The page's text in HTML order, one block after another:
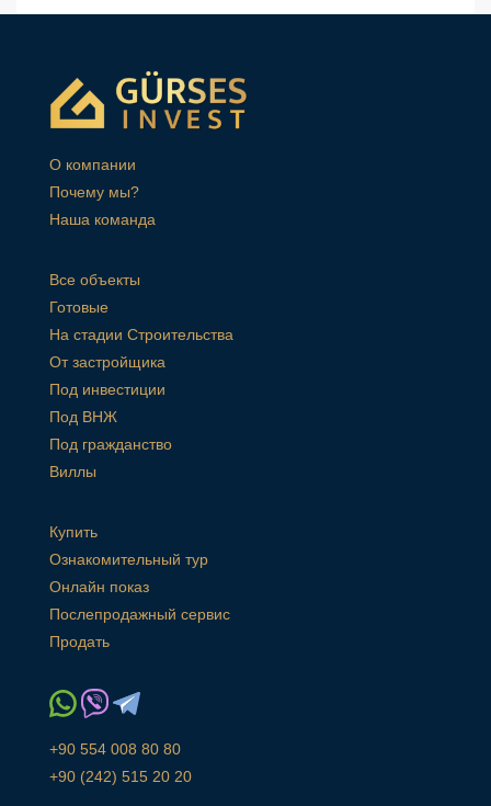
О компании
Почему мы?
Наша команда
Все объекты
Готовые
На стадии Строительства
От застройщика
Под инвестиции
Под ВНЖ
Под гражданство
Виллы
Купить
Ознакомительный тур
Онлайн показ
Послепродажный сервис
Продать
+90 554 008 80 80
+90 (242) 515 20 20